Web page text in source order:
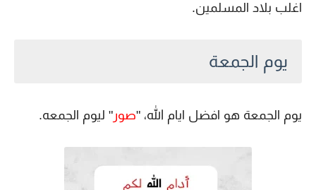
اغلب بلاد المسلمين.
يوم الجمعة
يوم الجمعة هو افضل ايام الله، "صور " ليوم الجمعه.